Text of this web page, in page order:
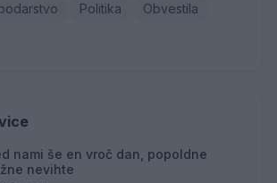
Politika
Obvestila
nami še en vroč dan, popoldne
nevihte